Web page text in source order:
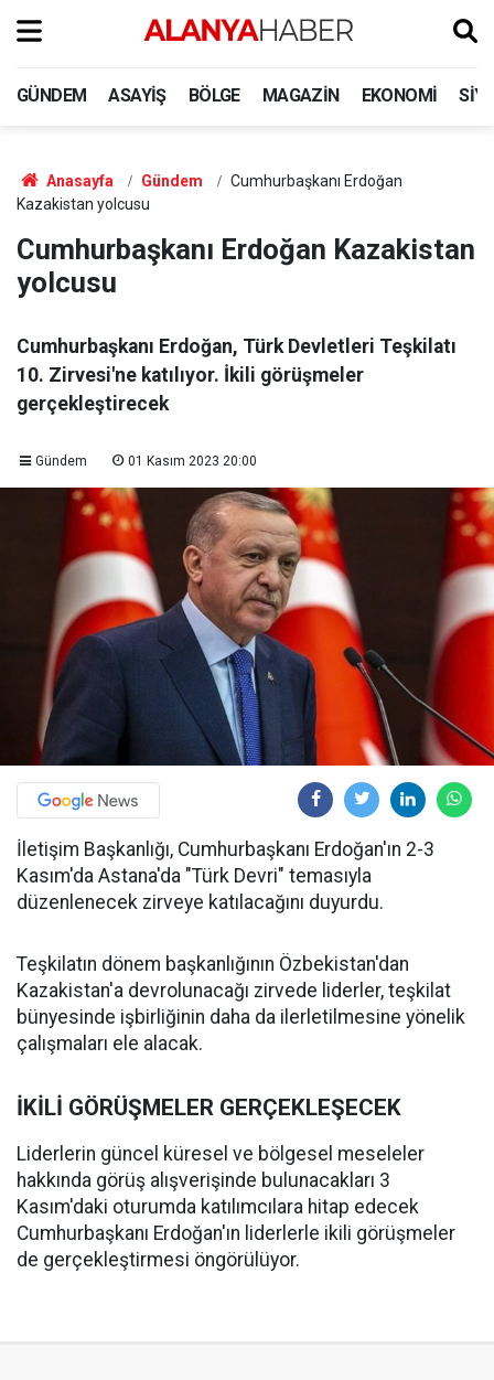
GÜNDEM ASAYIŞ BÖLGE MAGAZIN EKONOMI
Anasayfa Gündem
Cumhurbaşkanı Erdoğan
Kazakistan yolcusu
Cumhurbaşkanı Erdoğan Kazakistan
yolcusu
Cumhurbaşkanı Erdoğan, Türk Devletleri Teşkilatı
10. Zirvesi'ne katılıyor. İkili görüşmeler
gerçekleştirecek
Gündem 01 Kasım 2023 20:00
İletişim Başkanlığı, Cumhurbaşkanı Erdoğan'ın 2-3
Kasım'da Astana'da "Türk Devri" temasıyla
düzenlenecek zirveye katılacağını duyurdu.
Teşkilatın dönem başkanlığının Özbekistan'dan
Kazakistan'a devrolunacağı zirvede liderler, teşkilat
bünyesinde işbirliğinin daha da ilerletilmesine yönelik
çalışmaları ele alacak.
İKİLİ GÖRÜŞMELER GERÇEKLEŞECEK
Liderlerin güncel küresel ve bölgesel meseleler
hakkında görüş alışverişinde bulunacakları 3
Kasım'daki oturumda katılımcılara hitap edecek
Cumhurbaşkanı Erdoğan'ın liderlerle ikili görüşmeler
de gerçekleştirmesi öngörülüyor.